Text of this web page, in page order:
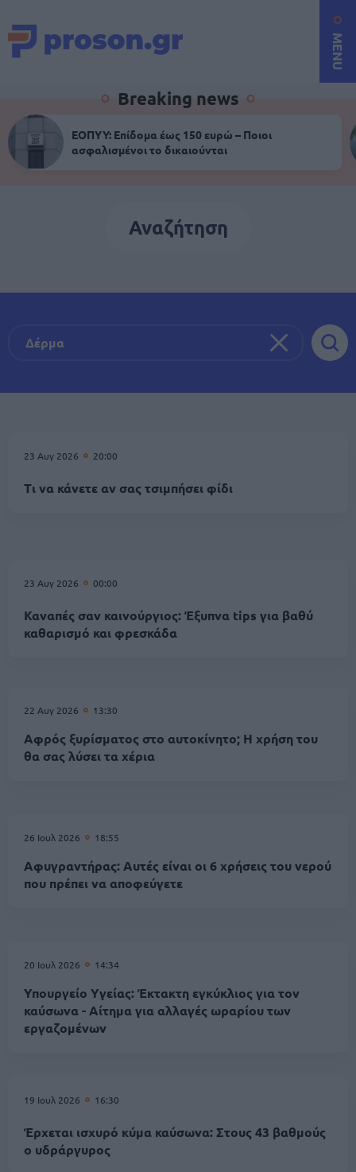
MENU
Breaking news
ΕΟΠΥΥ: Επίδομα έως 150 ευρώ – Ποιοι
ασφαλισμένοι το δικαιούνται
Αναζήτηση
23 Αυγ 2026 20:00
Τι να κάνετε αν σας τσιμπήσει φίδι
23 Αυγ 2026 00:00
Καναπές σαν καινούργιος: Έξυπνα tips για βαθύ
καθαρισμό και φρεσκάδα
22 Αυγ 2026 13:30
Αφρός ξυρίσματος στο αυτοκίνητο; Η χρήση του
θα σας λύσει τα χέρια
26 Ιουλ 2026 18:55
Αφυγραντήρας: Αυτές είναι οι 6 χρήσεις του νερού
που πρέπει να αποφεύγετε
20 Ιουλ 2026 14:34
Υπουργείο Υγείας: Έκτακτη εγκύκλιος για τον
καύσωνα - Αίτημα για αλλαγές ωραρίου των
εργαζομένων
19 Ιουλ 2026 16:30
Έρχεται ισχυρό κύμα καύσωνα: Στους 43 βαθμούς
ο υδράργυρος